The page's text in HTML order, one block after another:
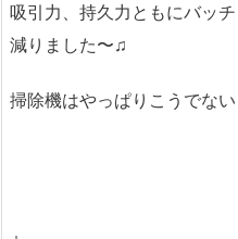
吸引力、持久力ともにバッ
減りました〜♫
掃除機はやっぱりこうでない